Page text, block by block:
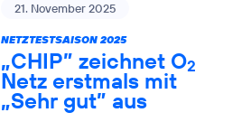
21. November 2025
NETZTESTSAISON 2025
„CHIP” zeichnet O2
Netz erstmals mit
„Sehr gut” aus